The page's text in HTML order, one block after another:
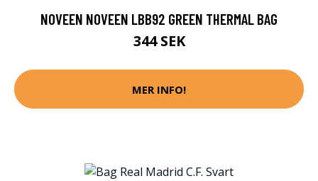
NOVEEN NOVEEN LBB92 GREEN THERMAL BAG
344 SEK
MER INFO!